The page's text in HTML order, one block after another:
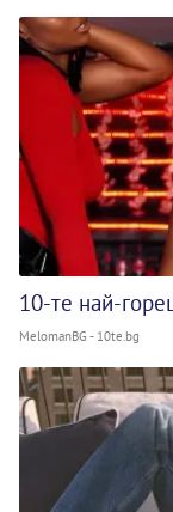
10-те най-
MelomanBG - 10te.bg